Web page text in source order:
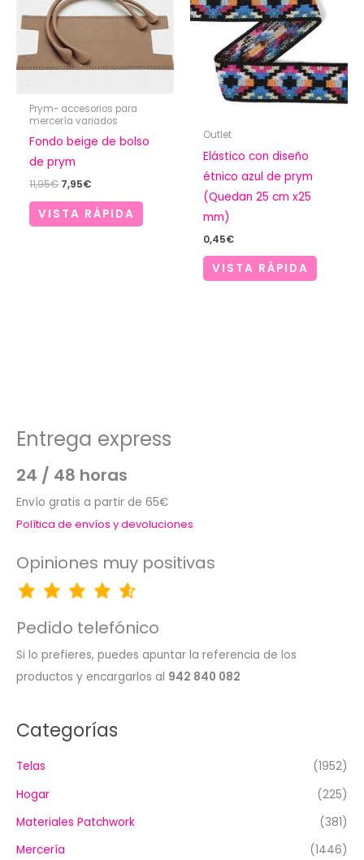
Prym- accesorios para
mercería variados
Fondo beige de bolso
de prym
11,95€ El
original
era:
7,95€El
actual
es:
VISTA RÁPIDA
Outlet
Elástico con diseño
étnico azul de prym
(Quedan 25 cm x25
mm)
0,45€
VISTA RÁPIDA
Entrega express
24 / 48 horas
Envío gratis a partir de 65€
Política de envíos y devoluciones
Opiniones muy positivas
Pedido telefónico
Si lo prefieres, puedes apuntar la referencia de los
productos y encargarlos al 942 840 082
Categorías
Telas
(1952)
Hogar
(225)
Materiales Patchwork
(381)
Mercería
(1446)